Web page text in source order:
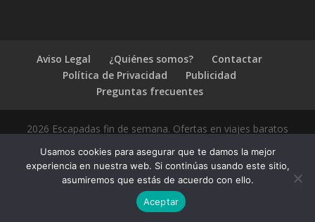
Aviso Legal ¿Quiénes somos?
Contactar
Política de Privacidad
Publicidad
Preguntas frecuentes
2026 Escapadas fin de semana. Ofertas en viajes baratos
Usamos cookies para asegurar que te damos la mejor
experiencia en nuestra web. Si continúas usando este sitio,
asumiremos que estás de acuerdo con ello.
Aceptar